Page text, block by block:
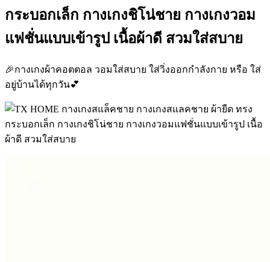
กระบอกเล็ก กางเกงชิโน่ชาย กางเกงวอม
แฟชั่นแบบเข้ารูป เนื้อผ้าดี สวมใส่สบาย
🎉กางเกงผ้าคอตตอล วอมใส่สบาย ใส่วิ่งออกกำลังกาย หรือ ใส่
อยู่บ้านได้ทุกวัน💕